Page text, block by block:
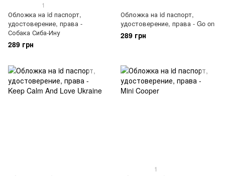
1
Обложка на id паспорт,
удостоверение, права -
Собака Сиба-Ину
289 грн
Обложка на id паспорт,
удостоверение, права - Go on
289 грн
1